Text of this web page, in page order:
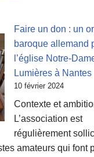
Faire un don : un
baroque allemand
l’église Notre-
Lumières à Nantes
10 février 2024
Contexte et
L’association est
régulièrement
amateurs qui font